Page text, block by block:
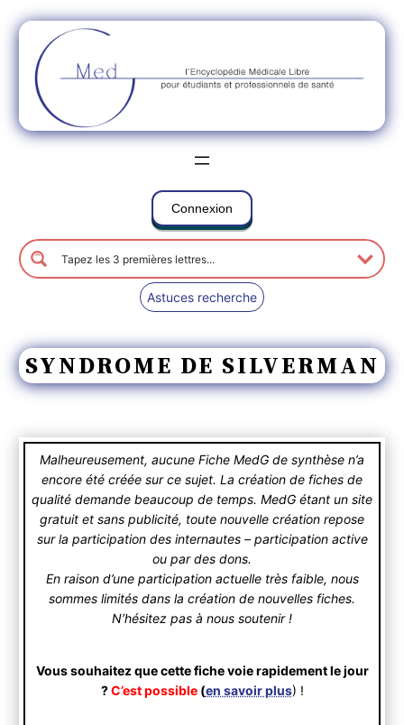
Connexion
Astuces recherche
SYNDROME DE SILVERMAN
Malheureusement, aucune Fiche MedG de synthèse n’a
encore été créée sur ce sujet. La création de fiches de
qualité demande beaucoup de temps. MedG étant un site
gratuit et sans publicité, toute nouvelle création repose
sur la participation des internautes – participation active
ou par des dons.
En raison d’une participation actuelle très faible, nous
sommes limités dans la création de nouvelles fiches.
N’hésitez pas à nous soutenir !
Vous souhaitez que cette fiche voie rapidement le jour
?C’est possible(en savoir plus) !